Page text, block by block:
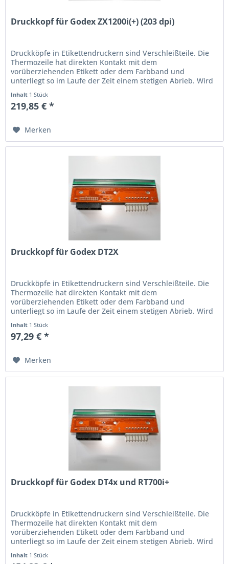
Druckkopf für Godex ZX1200i(+) (203 dpi)
Druckköpfe in Etikettendruckern sind Verschleißteile. Die
Thermo­zeile hat direkten Kontakt mit dem
vorüberziehenden Etikett oder dem Farbband und
unterliegt so im Laufe der Zeit einem stetigen Abrieb. Wird
Inhalt 1 Stück
219,85 € *
Merken
Druckkopf für Godex DT2X
Druckköpfe in Etikettendruckern sind Verschleißteile. Die
Thermo­zeile hat direkten Kontakt mit dem
vorüberziehenden Etikett oder dem Farbband und
unterliegt so im Laufe der Zeit einem stetigen Abrieb. Wird
Inhalt 1 Stück
97,29 € *
Merken
Druckkopf für Godex DT4x und RT700i+
Druckköpfe in Etikettendruckern sind Verschleißteile. Die
Thermo­zeile hat direkten Kontakt mit dem
vorüberziehenden Etikett oder dem Farbband und
unterliegt so im Laufe der Zeit einem stetigen Abrieb. Wird
Inhalt 1 Stück